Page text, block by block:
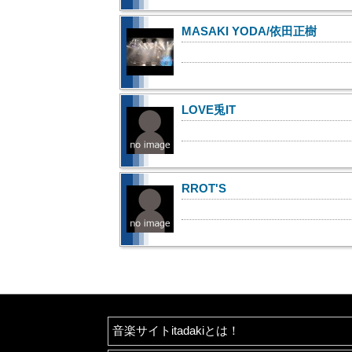
MASAKI YODA/依田正樹
LOVE兎IT
RROT'S
音楽サイトitadakiとは！